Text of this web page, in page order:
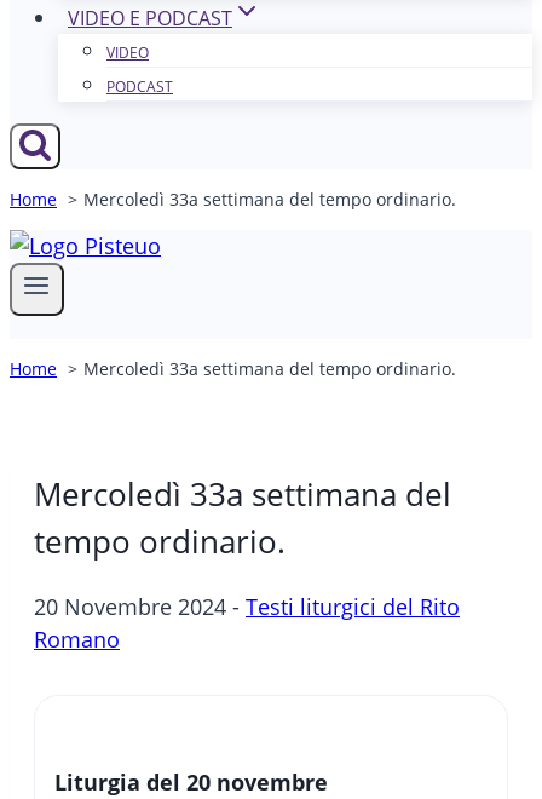
VIDEO E PODCAST
VIDEO
PODCAST
Home Mercoledì 33a settimana del tempo ordinario.
Home Mercoledì 33a settimana del tempo ordinario.
Mercoledì 33a settimana del
tempo ordinario.
20 Novembre 2024 - Testi liturgici del Rito
Romano
Liturgia del 20 novembre